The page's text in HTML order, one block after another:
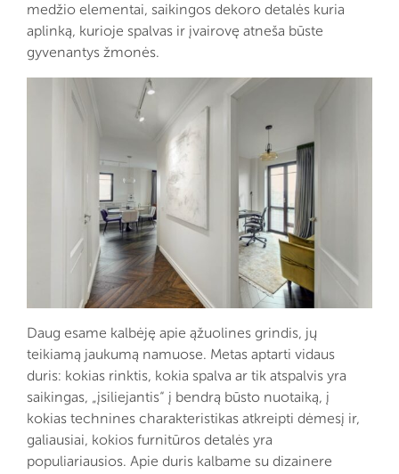
medžio elementai, saikingos dekoro detalės kuria
aplinką, kurioje spalvas ir įvairovę atneša būste
gyvenantys žmonės.
Daug esame kalbėję apie ąžuolines grindis, jų
teikiamą jaukumą namuose. Metas aptarti vidaus
duris: kokias rinktis, kokia spalva ar tik atspalvis yra
saikingas, „įsiliejantis“ į bendrą būsto nuotaiką, į
kokias technines charakteristikas atkreipti dėmesį ir,
galiausiai, kokios furnitūros detalės yra
populiariausios. Apie duris kalbame su dizainere